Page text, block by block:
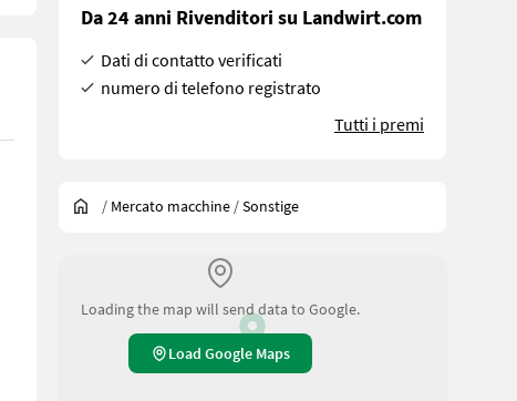
Da 24 anni Rivenditori su Landwirt.com
Dati di contatto verificati
numero di telefono registrato
Tutti i premi
/ Mercato macchine /Sonstige
Loading the map will send data to Google.
Load Google Maps